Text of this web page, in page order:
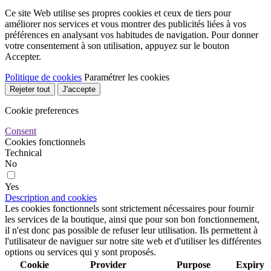
Ce site Web utilise ses propres cookies et ceux de tiers pour
améliorer nos services et vous montrer des publicités liées à vos
préférences en analysant vos habitudes de navigation. Pour donner
votre consentement à son utilisation, appuyez sur le bouton
Accepter.
Politique de cookies Paramétrer les cookies
Rejeter tout J'accepte
Cookie preferences
Consent
Cookies fonctionnels
Technical
No
Yes
Description and cookies
Les cookies fonctionnels sont strictement nécessaires pour fournir
les services de la boutique, ainsi que pour son bon fonctionnement,
il n'est donc pas possible de refuser leur utilisation. Ils permettent à
l'utilisateur de naviguer sur notre site web et d'utiliser les différentes
options ou services qui y sont proposés.
Cookie
Provider Purpose Expiry